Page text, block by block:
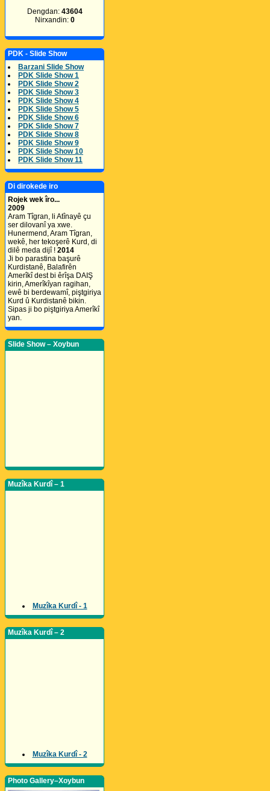
Dengdan: 43604
Nirxandin: 0
PDK - Slide Show
Barzani Slide Show
PDK Slide Show 1
PDK Slide Show 2
PDK Slide Show 3
PDK Slide Show 4
PDK Slide Show 5
PDK Slide Show 6
PDK Slide Show 7
PDK Slide Show 8
PDK Slide Show 9
PDK Slide Show 10
PDK Slide Show 11
Di dirokede iro
Rojek wek îro...
2009
Aram Tîgran, li Atînayê çu
ser dilovanî ya xwe.
Hunermend, Aram Tîgran,
wekê, her tekoşerê Kurd, di
dilê meda dijî ! 2014
Ji bo parastina başurê
Kurdistanê, Balafirên
Amerîkî dest bi êrîşa DAIŞ
kirin, Amerîkîyan ragihan,
ewê bi berdewamî, piştgiriya
Kurd û Kurdistanê bikin.
Sipas ji bo piştgiriya Amerîkî
yan.
Slide Show – Xoybun
Muzîka Kurdî – 1
Muzîka Kurdî - 1
Muzîka Kurdî – 2
Muzîka Kurdî - 2
Photo Gallery–Xoybun